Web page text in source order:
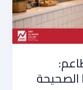
الصحيحة